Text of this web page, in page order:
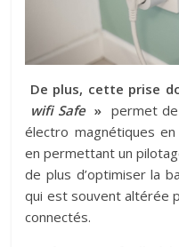
De plus, cette prise
wifi Safe» permet
électro magnétiques
en permettant un
de plus d’optimiser la
qui est souvent altérée
connectés.